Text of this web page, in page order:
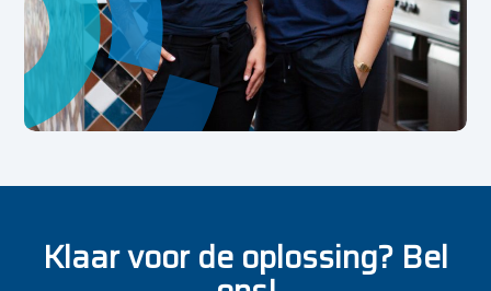
Klaar voor de oplossing? Bel